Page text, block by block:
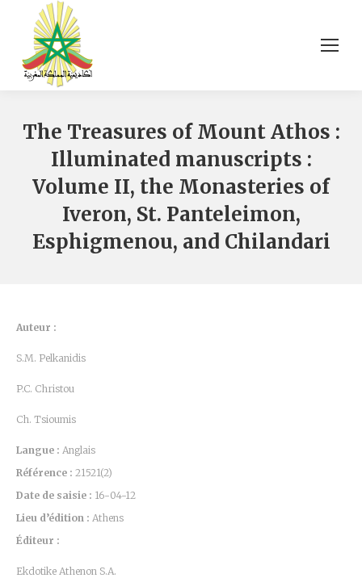
The Treasures of Mount Athos :
Illuminated manuscripts :
Volume II, the Monasteries of
Iveron, St. Panteleimon,
Esphigmenou, and Chilandari
Auteur :
S.M. Pelkanidis
P.C. Christou
Ch. Tsioumis
Langue : Anglais
Référence : 21521(2)
Date de saisie : 16-04-12
Lieu d’édition : Athens
Éditeur :
Ekdotike Athenon S.A.